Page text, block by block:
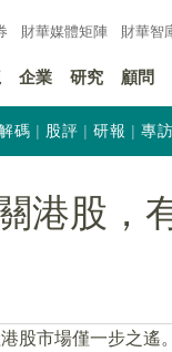
財華媒體矩陣 財華智
企業 研究 顧問
碼 股評 研報 專訪
港股，
股市場僅一步之遙。